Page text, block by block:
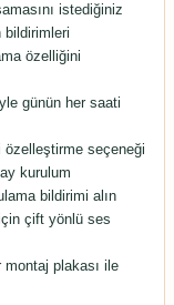
istediğiniz
bildirimleri
özelliğini
günün her saati
özelleştirme seçeneği
kurulum
bildirimi alın
çift yönlü ses
plakası ile